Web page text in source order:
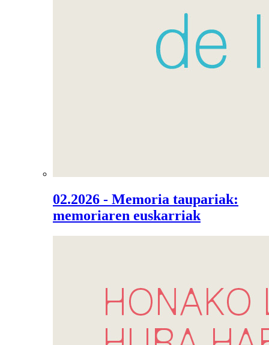
02.2026 - Memoria taupariak:
memoriaren euskarriak